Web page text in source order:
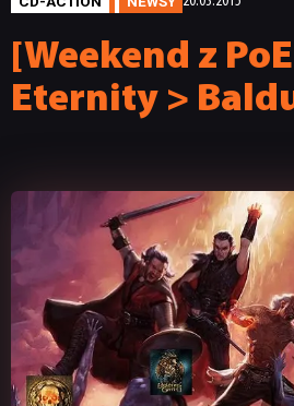
[Weekend z
Eternity >